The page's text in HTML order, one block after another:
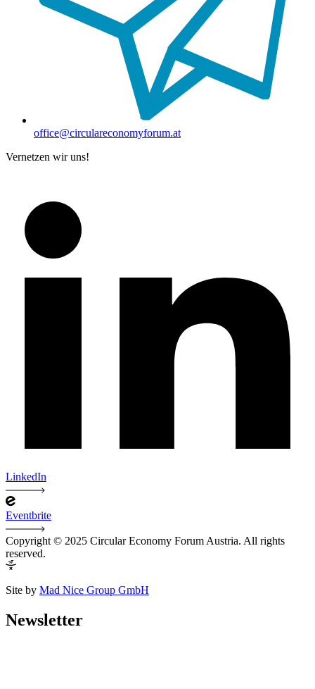
office@circulareconomyforum.at
Vernetzen wir uns!
LinkedIn
Eventbrite
Copyright © 2025 Circular Economy Forum Austria. All rights
reserved.
Site by Mad Nice Group GmbH
Newsletter